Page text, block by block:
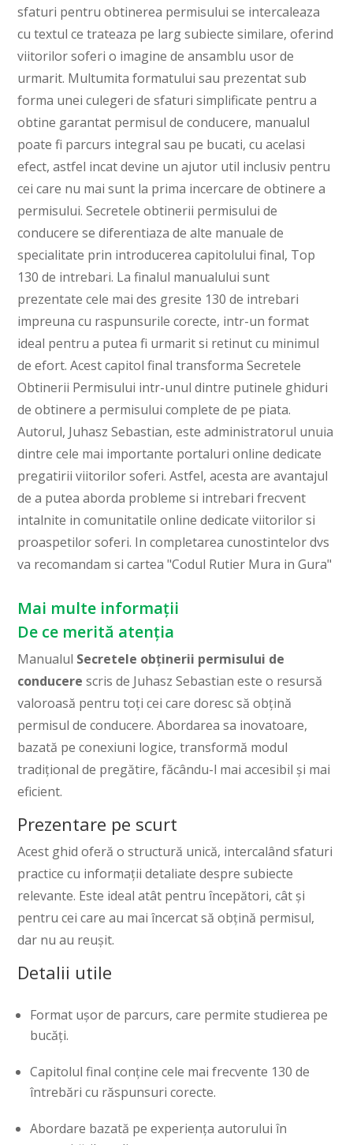
sfaturi pentru obtinerea permisului se intercaleaza
cu textul ce trateaza pe larg subiecte similare, oferind
viitorilor soferi o imagine de ansamblu usor de
urmarit. Multumita formatului sau prezentat sub
forma unei culegeri de sfaturi simplificate pentru a
obtine garantat permisul de conducere, manualul
poate fi parcurs integral sau pe bucati, cu acelasi
efect, astfel incat devine un ajutor util inclusiv pentru
cei care nu mai sunt la prima incercare de obtinere a
permisului. Secretele obtinerii permisului de
conducere se diferentiaza de alte manuale de
specialitate prin introducerea capitolului final, Top
130 de intrebari. La finalul manualului sunt
prezentate cele mai des gresite 130 de intrebari
impreuna cu raspunsurile corecte, intr-un format
ideal pentru a putea fi urmarit si retinut cu minimul
de efort. Acest capitol final transforma Secretele
Obtinerii Permisului intr-unul dintre putinele ghiduri
de obtinere a permisului complete de pe piata.
Autorul, Juhasz Sebastian, este administratorul unuia
dintre cele mai importante portaluri online dedicate
pregatirii viitorilor soferi. Astfel, acesta are avantajul
de a putea aborda probleme si intrebari frecvent
intalnite in comunitatile online dedicate viitorilor si
proaspetilor soferi. In completarea cunostintelor dvs
va recomandam si cartea "Codul Rutier Mura in Gura"
Mai multe informații
De ce merită atenția
Manualul Secretele obținerii permisului de
conducere scris de Juhasz Sebastian este o resursă
valoroasă pentru toți cei care doresc să obțină
permisul de conducere. Abordarea sa inovatoare,
bazată pe conexiuni logice, transformă modul
tradițional de pregătire, făcându-l mai accesibil și mai
eficient.
Prezentare pe scurt
Acest ghid oferă o structură unică, intercalând sfaturi
practice cu informații detaliate despre subiecte
relevante. Este ideal atât pentru începători, cât și
pentru cei care au mai încercat să obțină permisul,
dar nu au reușit.
Detalii utile
Format ușor de parcurs, care permite studierea pe
bucăți.
Capitolul final conține cele mai frecvente 130 de
întrebări cu răspunsuri corecte.
Abordare bazată pe experiența autorului în